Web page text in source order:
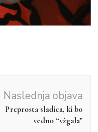
Naslednja objava
Preprosta sladica, ki bo
vedno “vžgala”